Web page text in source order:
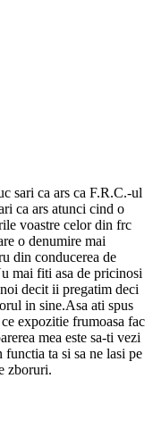
sari ca ars ca F.R.C.-ul
ca ars atunci cind o
voastre celor din frc
o denumire mai
din conducerea de
mai fiti asa de pricinosi
decit ii pregatim deci
in sine.Asa ati spus
expozitie frumoasa fac
mea este sa-ti vezi
ta si sa ne lasi pe
zboruri.